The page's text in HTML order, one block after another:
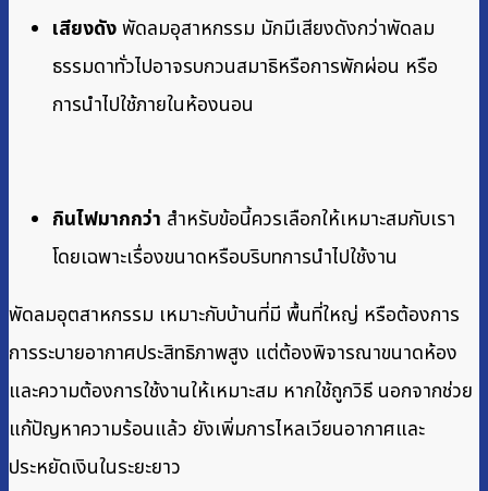
เสียงดังพัดลมอุสาหกรรม มักมีเสียงดังกว่าพัดลม
ธรรมดาทั่วไปอาจรบกวนสมาธิหรือการพักผ่อน หรือ
การนำไปใช้ภายในห้องนอน
กินไฟมากกว่า สำหรับข้อนี้ควรเลือกให้เหมาะสมกับเรา
โดยเฉพาะเรื่องขนาดหรือบริบทการนำไปใช้งาน
พัดลมอุตสาหกรรม เหมาะกับบ้านที่มี พื้นที่ใหญ่ หรือต้องการ
การระบายอากาศประสิทธิภาพสูง แต่ต้องพิจารณาขนาดห้อง
และความต้องการใช้งานให้เหมาะสม หากใช้ถูกวิธี นอกจากช่วย
แก้ปัญหาความร้อนแล้ว ยังเพิ่มการไหลเวียนอากาศและ
ประหยัดเงินในระยะยาว